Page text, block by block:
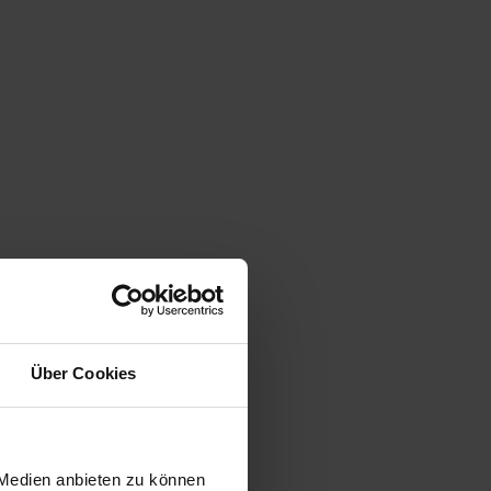
Über Cookies
anbieten zu können